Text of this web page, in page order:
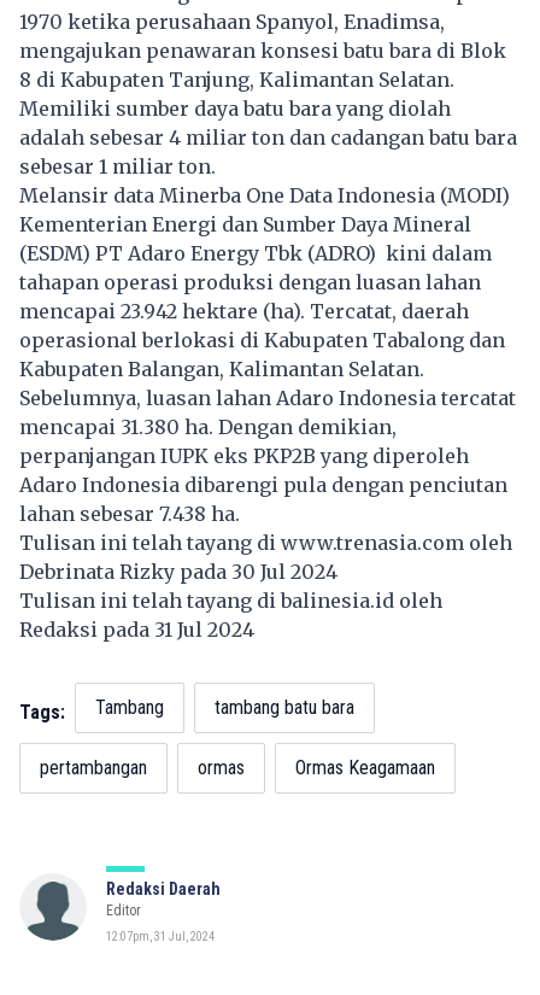
1970 ketika perusahaan Spanyol, Enadimsa,
mengajukan penawaran konsesi batu bara di Blok
8 di Kabupaten Tanjung, Kalimantan Selatan.
Memiliki sumber daya batu bara yang diolah
adalah sebesar 4 miliar ton dan cadangan batu bara
sebesar 1 miliar ton.
Melansir data Minerba One Data Indonesia (MODI)
Kementerian Energi dan Sumber Daya Mineral
(ESDM) PT Adaro Energy Tbk (ADRO) kini dalam
tahapan operasi produksi dengan luasan lahan
mencapai 23.942 hektare (ha). Tercatat, daerah
operasional berlokasi di Kabupaten Tabalong dan
Kabupaten Balangan, Kalimantan Selatan.
Sebelumnya, luasan lahan Adaro Indonesia tercatat
mencapai 31.380 ha. Dengan demikian,
perpanjangan IUPK eks PKP2B yang diperoleh
Adaro Indonesia dibarengi pula dengan penciutan
lahan sebesar 7.438 ha.
Tulisan ini telah tayang di www.trenasia.com oleh
Debrinata Rizky pada 30 Jul 2024
Tulisan ini telah tayang dibalinesia.id oleh
Redaksi pada 31 Jul 2024
Tags: Tambang tambang batu bara
pertambangan ormas Ormas Keagamaan
Redaksi Daerah
Editor
12:07pm, 31 Jul, 2024